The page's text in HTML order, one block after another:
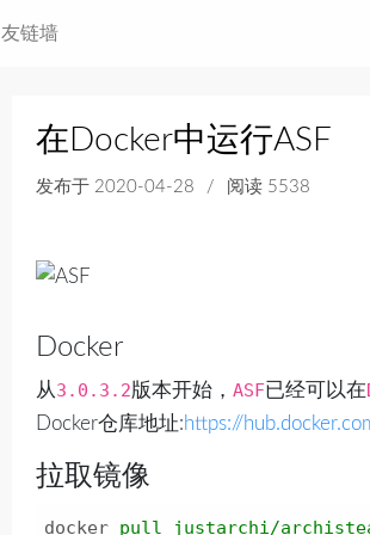
友链墙
在Docker中运行ASF
发布于 2020-04-28 / 阅读 5538
Docker
从3.0.3.2版本开始， ASF已经可以在
Docker仓库地址:https://
拉取镜像
docker pull justarchi/